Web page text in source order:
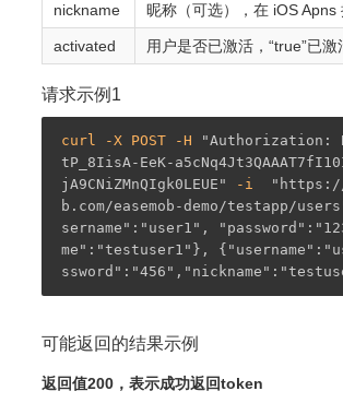
nickname 昵称（可选），在 iOS
activated 用户是否已激活，“true”已
请求示例1
curl -X POST -H
"Authorization:
tP_8IisA-EeK-
jA9CNiZMnQIgk0LEUE"
-i
"https://
b.com/easemob-demo/testapp/
sername":"user1",
me":"testuser1"},
可能返回的结果示例
返回值200，表示成功返回token